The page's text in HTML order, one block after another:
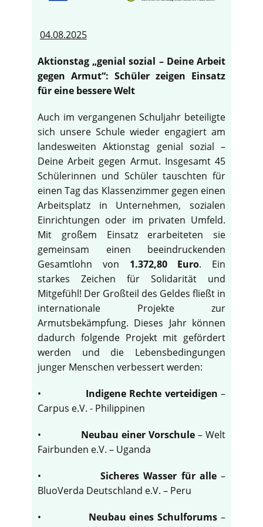
04.08.2025
Aktionstag „genial sozial – Deine Arbeit
gegen Armut“: Schüler zeigen Einsatz
für eine bessere Welt
Auch im vergangenen Schuljahr beteiligte
sich unsere Schule wieder engagiert am
landesweiten Aktionstag genial sozial –
Deine Arbeit gegen Armut. Insgesamt 45
Schülerinnen und Schüler tauschten für
einen Tag das Klassenzimmer gegen einen
Arbeitsplatz in Unternehmen, sozialen
Einrichtungen oder im privaten Umfeld.
Mit großem Einsatz erarbeiteten sie
gemeinsam einen beeindruckenden
Gesamtlohn von 1.372,80 Euro. Ein
starkes Zeichen für Solidarität und
Mitgefühl! Der Großteil des Geldes fließt in
internationale Projekte zur
Armutsbekämpfung. Dieses Jahr können
dadurch folgende Projekt mit gefördert
werden und die Lebensbedingungen
junger Menschen verbessert werden:
• Indigene Rechte verteidigen –
Carpus e.V. - Philippinen
• Neubau einer Vorschule – Welt
Fairbunden e.V. – Uganda
•Sicheres Wasser für alle–
BluoVerda Deutschland e.V. – Peru
• Neubau eines Schulforums –